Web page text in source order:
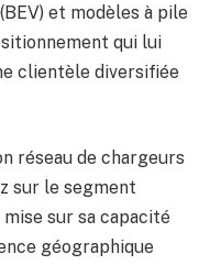
et modèles à pile
qui lui
clientèle diversifiée
réseau de chargeurs
sur le segment
sur sa capacité
géographique